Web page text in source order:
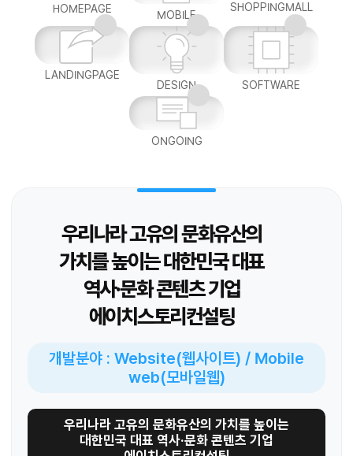
HOMEPAGE MOBILE
SHOPPINGMALL
LANDINGPAGE
DESIGN
SOFTWARE
ONGOING
우리나라 고유의 문화유산의
가치를 높이는 대한민국 대표
역사·문화 콘텐츠 기업
에이치스토리컨설팅
개발분야 : Website(웹사이트) / Mobile
web(모바일웹)
우리나라 고유의 문화유산의 가치를 높이는
대한민국 대표 역사·문화 콘텐츠 기업